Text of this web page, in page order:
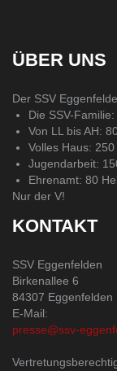
ÜBER UNS
Der SSV
Die SSV-
Von LL bis AH:
Volles Haus:
Jugendarbeit:
Ehrenamt: 80
Nur der V!
KONTAKT
SSV Eggenfelden
Birkenallee 6
84307 Eggenfelden
E-Mail:
presse@ssv-